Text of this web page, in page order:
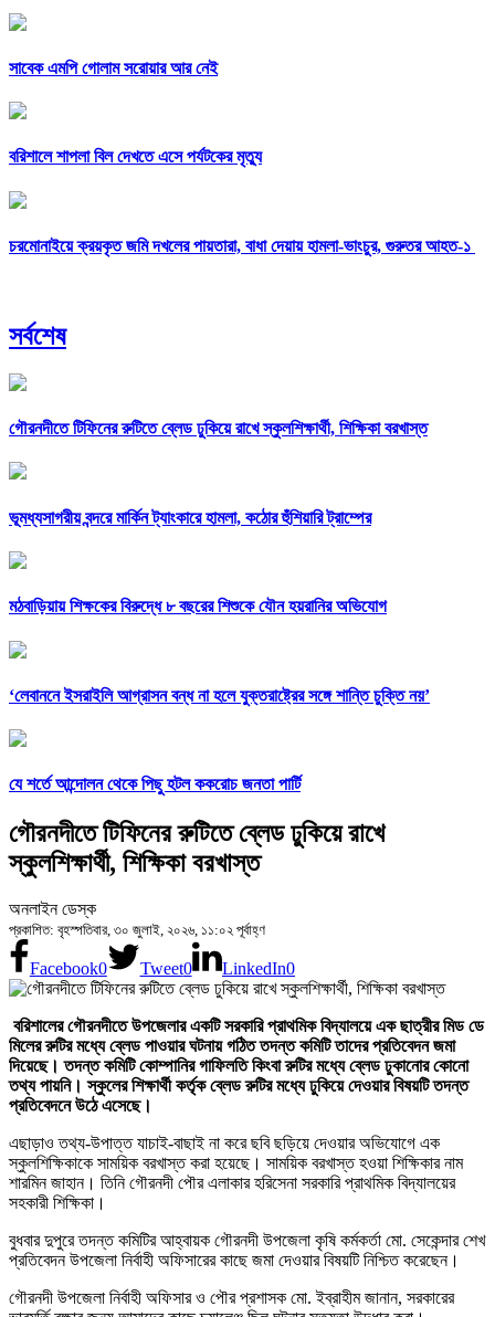
সাবেক এমপি গোলাম সরোয়ার আর নেই
বরিশালে শাপলা বিল দেখতে এসে পর্যটকের মৃত্যু
চরমোনাইয়ে ক্রয়কৃত জমি দখলের পায়তারা, বাধা দেয়ায় হামলা-ভাংচুর, গুরুতর আহত-১
সর্বশেষ
গৌরনদীতে টিফিনের রুটিতে ব্লেড ঢুকিয়ে রাখে স্কুলশিক্ষার্থী, শিক্ষিকা বরখাস্ত
ভূমধ্যসাগরীয় বন্দরে মার্কিন ট্যাংকারে হামলা, কঠোর হুঁশিয়ারি ট্রাম্পের
মঠবাড়িয়ায় শিক্ষকের বিরুদ্ধে ৮ বছরের শিশুকে যৌন হয়রানির অভিযোগ
‘লেবাননে ইসরাইলি আগ্রাসন বন্ধ না হলে যুক্তরাষ্ট্রের সঙ্গে শান্তি চুক্তি নয়’
যে শর্তে আন্দোলন থেকে পিছু হটল ককরোচ জনতা পার্টি
গৌরনদীতে টিফিনের রুটিতে ব্লেড ঢুকিয়ে রাখে
স্কুলশিক্ষার্থী, শিক্ষিকা বরখাস্ত
অনলাইন ডেস্ক
প্রকাশিত: বৃহস্পতিবার, ৩০ জুলাই, ২০২৬, ১১:০২ পূর্বাহ্ণ
Facebook0 Tweet0 LinkedIn0
বরিশালের গৌরনদীতে উপজেলার একটি সরকারি প্রাথমিক বিদ্যালয়ে এক ছাত্রীর মিড ডে
মিলের রুটির মধ্যে ব্লেড পাওয়ার ঘটনায় গঠিত তদন্ত কমিটি তাদের প্রতিবেদন জমা
দিয়েছে। তদন্ত কমিটি কোম্পানির গাফিলতি কিংবা রুটির মধ্যে ব্লেড ঢুকানোর কোনো
তথ্য পায়নি। স্কুলের শিক্ষার্থী কর্তৃক ব্লেড রুটির মধ্যে ঢুকিয়ে দেওয়ার বিষয়টি তদন্ত
প্রতিবেদনে উঠে এসেছে।
এছাড়াও তথ্য-উপাত্ত যাচাই-বাছাই না করে ছবি ছড়িয়ে দেওয়ার অভিযোগে এক
স্কুলশিক্ষিকাকে সাময়িক বরখাস্ত করা হয়েছে। সাময়িক বরখাস্ত হওয়া শিক্ষিকার নাম
শারমিন জাহান। তিনি গৌরনদী পৌর এলাকার হরিসেনা সরকারি প্রাথমিক বিদ্যালয়ের
সহকারী শিক্ষিকা।
বুধবার দুপুরে তদন্ত কমিটির আহ্বায়ক গৌরনদী উপজেলা কৃষি কর্মকর্তা মো. সেকেন্দার শেখ
প্রতিবেদন উপজেলা নির্বাহী অফিসারের কাছে জমা দেওয়ার বিষয়টি নিশ্চিত করেছেন।
গৌরনদী উপজেলা নির্বাহী অফিসার ও পৌর প্রশাসক মো. ইব্রাহীম জানান, সরকারের